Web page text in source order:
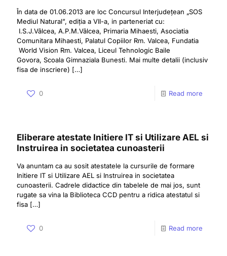
În data de 01.06.2013 are loc Concursul Interjudețean „SOS
Mediul Natural”, ediția a VII-a, in parteneriat cu:
I.S.J.Vâlcea, A.P.M.Vâlcea, Primaria Mihaesti, Asociatia
Comunitara Mihaesti, Palatul Copiilor Rm. Valcea, Fundatia
World Vision Rm. Valcea, Liceul Tehnologic Baile
Govora, Scoala Gimnaziala Bunesti. Mai multe detalii (inclusiv
fisa de inscriere) […]
0 Read more
Eliberare atestate Initiere IT si Utilizare AEL si
Instruirea in societatea cunoasterii
Va anuntam ca au sosit atestatele la cursurile de formare
Initiere IT si Utilizare AEL si Instruirea in societatea
cunoasterii. Cadrele didactice din tabelele de mai jos, sunt
rugate sa vina la Biblioteca CCD pentru a ridica atestatul si
fisa […]
0 Read more